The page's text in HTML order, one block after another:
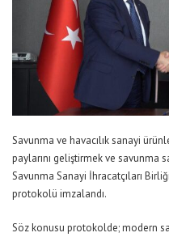
Savunma ve havacılık sanayi
paylarını geliştirmek ve savunma
Savunma Sanayi İhracatçıları
protokolü imzalandı.
Söz konusu protokolde; modern